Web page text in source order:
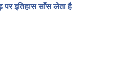
इतिहास साँस लेता है